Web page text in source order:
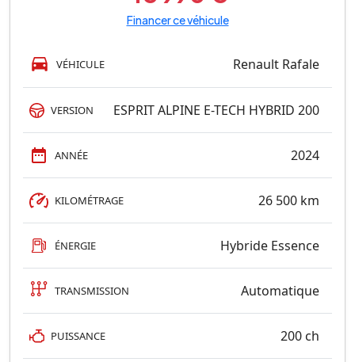
Financer ce véhicule
VÉHICULE Renault Rafale
VERSION ESPRIT ALPINE E-TECH HYBRID 200
ANNÉE 2024
KILOMÉTRAGE 26 500 km
ÉNERGIE Hybride Essence
TRANSMISSION Automatique
PUISSANCE 200 ch